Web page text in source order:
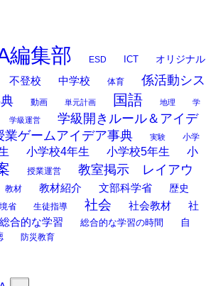
編集部 ESD ICT
オリジナル
不登校 中学校 体育
係活動シス
動画 単元計画 国語 地理 学
学級運営
学級開きルール＆アイデ
業ゲームアイデア事典 実験
小学
小学校4年生 小学校5年生
小
授業運営
教室掲示 レイアウ
教材 教材紹介 文部科学省 歴史
省 生徒指導 社会 社会教材
社
総合的な学習 総合的な学習の時間
自
防災教育